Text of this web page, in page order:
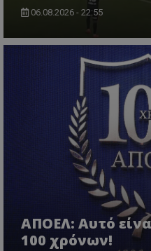
06.08.2026 - 22:55
ΑΠΟΕΛ: Αυτό
100 χρόνων!